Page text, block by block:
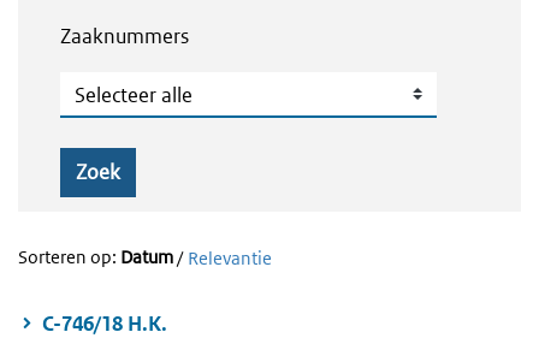
Zaaknummers
Zaaknummers
Zoek
Sorteren op: Datum/ Relevantie
C-746/18 H.K.